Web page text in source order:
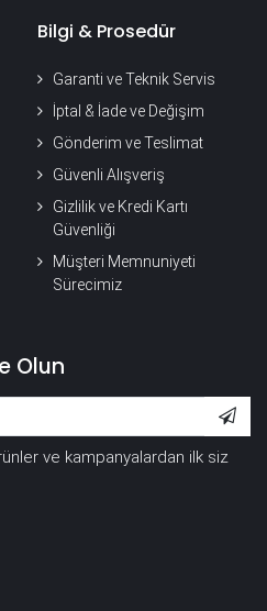
Bilgi & Prosedür
Garanti ve Teknik Servis
İptal & İade ve Değişim
Gönderim ve Teslimat
Güvenli Alışveriş
Gizlilik ve Kredi Kartı
Güvenliği
Müşteri Memnuniyeti
Sürecimiz
Olun
ve kampanyalardan ilk siz